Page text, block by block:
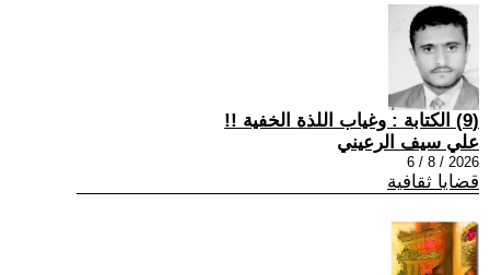
(9) الكتابة : وغياب اللذة الخفية !!
علي سيف الرعيني
2026 / 8 / 6
قضايا ثقافية